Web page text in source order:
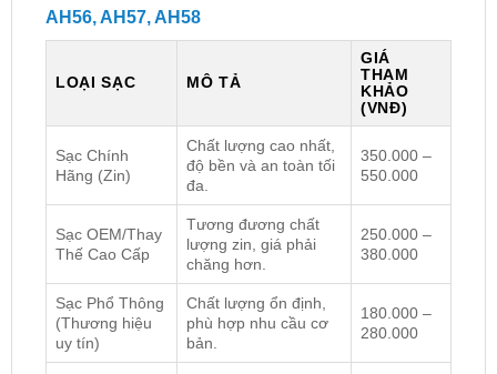
AH56, AH57, AH58
LOẠI SẠC MÔ TẢ
GIÁ
THAM
KHẢO
(VNĐ)
Sạc Chính
Hãng (Zin)
Chất lượng cao nhất,
độ bền và an toàn tối
đa.
350.000 –
550.000
Sạc OEM/Thay
Thế Cao Cấp
Tương đương chất
lượng zin, giá phải
chăng hơn.
250.000 –
380.000
Sạc Phổ Thông
(Thương hiệu
uy tín)
Chất lượng ổn định,
phù hợp nhu cầu cơ
bản.
180.000 –
280.000